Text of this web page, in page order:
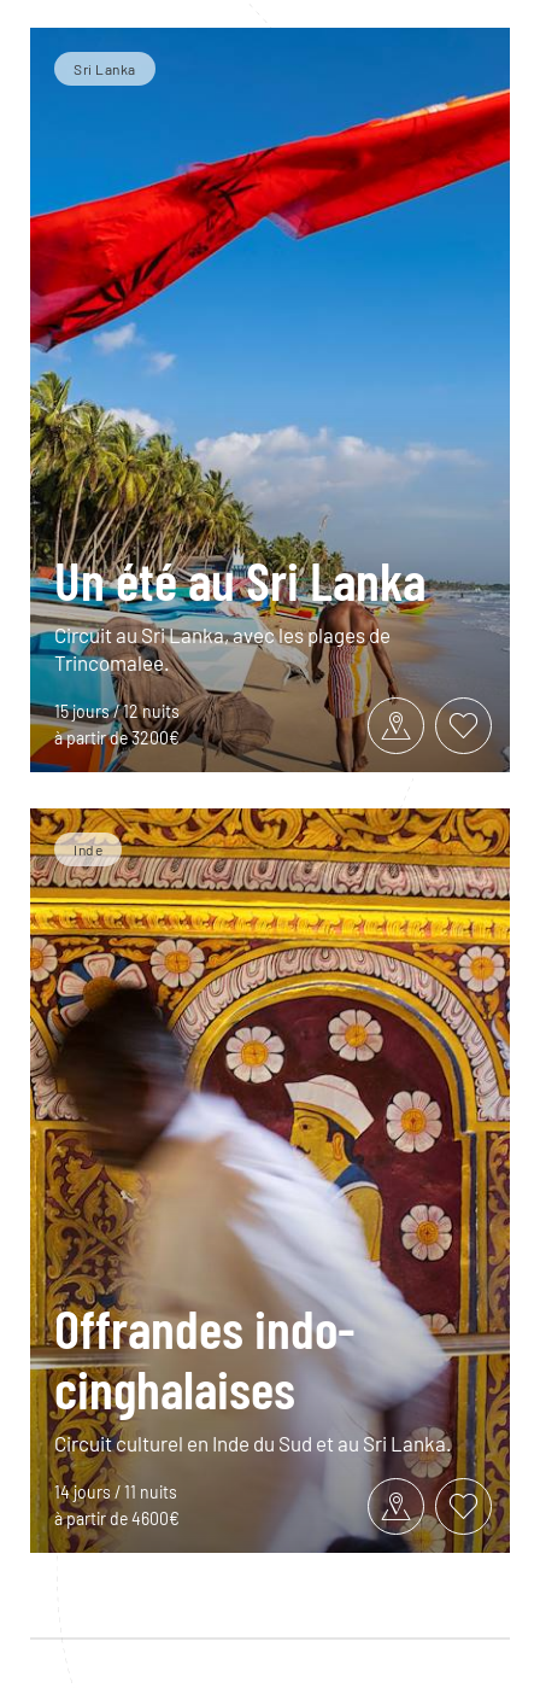
Sri Lanka
Un été au Sri Lanka
Circuit au Sri Lanka, avec les plages de
Trincomalee.
15 jours / 12 nuits
à partir de 3200€
Inde
Offrandes indo-
cinghalaises
Circuit culturel en Inde du Sud et au Sri Lanka.
14 jours / 11 nuits
à partir de 4600€